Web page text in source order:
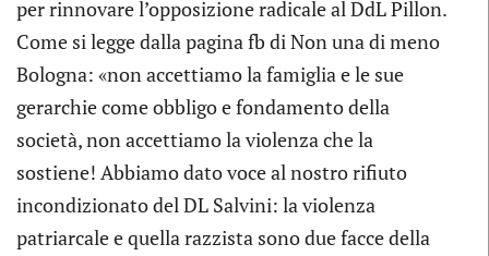
per rinnovare l’opposizione radicale al DdL Pillon.
Come si legge dalla pagina fb di Non una di meno
Bologna: «non accettiamo la famiglia e le sue
gerarchie come obbligo e fondamento della
società, non accettiamo la violenza che la
sostiene! Abbiamo dato voce al nostro rifiuto
incondizionato del DL Salvini: la violenza
patriarcale e quella razzista sono due facce della